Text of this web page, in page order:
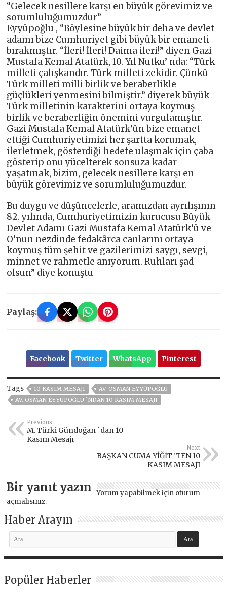
“Gelecek nesillere karşı en büyük görevimiz ve
sorumluluğumuzdur”
Eyyüpoğlu , “Böylesine büyük bir deha ve devlet
adamı bize Cumhuriyet gibi büyük bir emaneti
bırakmıştır. “İleri! İleri! Daima ileri!” diyen Gazi
Mustafa Kemal Atatürk, 10. Yıl Nutku’ nda: “Türk
milleti çalışkandır. Türk milleti zekidir. Çünkü
Türk milleti milli birlik ve beraberlikle
güçlükleri yenmesini bilmiştir.” diyerek büyük
Türk milletinin karakterini ortaya koymuş
birlik ve beraberliğin önemini vurgulamıştır.
Gazi Mustafa Kemal Atatürk’ün bize emanet
ettiği Cumhuriyetimizi her şartta korumak,
ilerletmek, gösterdiği hedefe ulaşmak için çaba
gösterip onu yücelterek sonsuza kadar
yaşatmak, bizim, gelecek nesillere karşı en
büyük görevimiz ve sorumluluğumuzdur.
Bu duygu ve düşüncelerle, aramızdan ayrılışının
82. yılında, Cumhuriyetimizin kurucusu Büyük
Devlet Adamı Gazi Mustafa Kemal Atatürk’ü ve
O’nun nezdinde fedakârca canlarını ortaya
koymuş tüm şehit ve gazilerimizi saygı, sevgi,
minnet ve rahmetle anıyorum. Ruhları şad
olsun” diye konuştu
Paylaş:
Facebook Twitter WhatsApp Pinterest
Tags 10 KASIM MESAJI
AV. OSMAN EYYÜPOĞLU
AV. OSMAN EYYÜPOĞLU `NDAN 10 KASIM MESAJI
Previous
M. Türki Gündoğan `dan 10
Kasım Mesajı
Next
BAŞKAN CUMA YİĞİT ’TEN 10
KASIM MESAJI
Bir yanıt yazın Yorum yapabilmek için oturum
açmalısınız.
Haber Arayın
Popüler Haberler